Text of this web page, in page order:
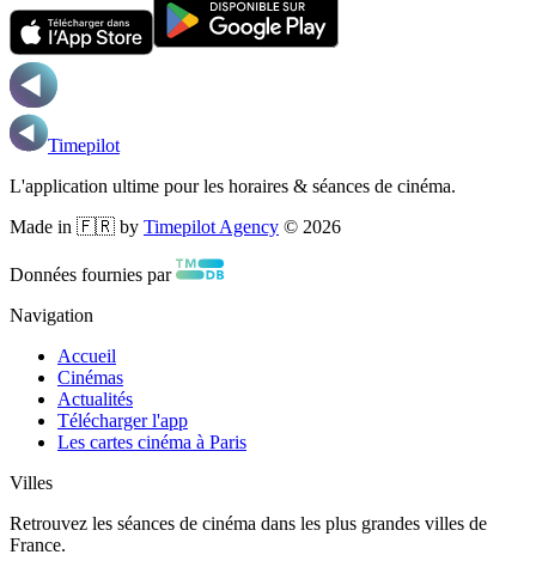
Timepilot
L'application ultime pour les horaires & séances de cinéma.
Made in 🇫🇷 by Timepilot Agency © 2026
Données fournies par
Navigation
Accueil
Cinémas
Actualités
Télécharger l'app
Les cartes cinéma à Paris
Villes
Retrouvez les séances de cinéma dans les plus grandes villes de
France.